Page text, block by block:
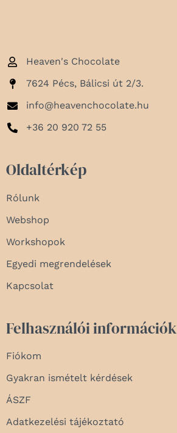
Heaven's Chocolate
7624 Pécs, Bálicsi út 2/3.
info@heavenchocolate.hu
+36 20 920 72 55
Oldaltérkép
Rólunk
Webshop
Workshopok
Egyedi megrendelések
Kapcsolat
Felhasználói információk
Fiókom
Gyakran ismételt kérdések
ÁSZF
Adatkezelési tájékoztató